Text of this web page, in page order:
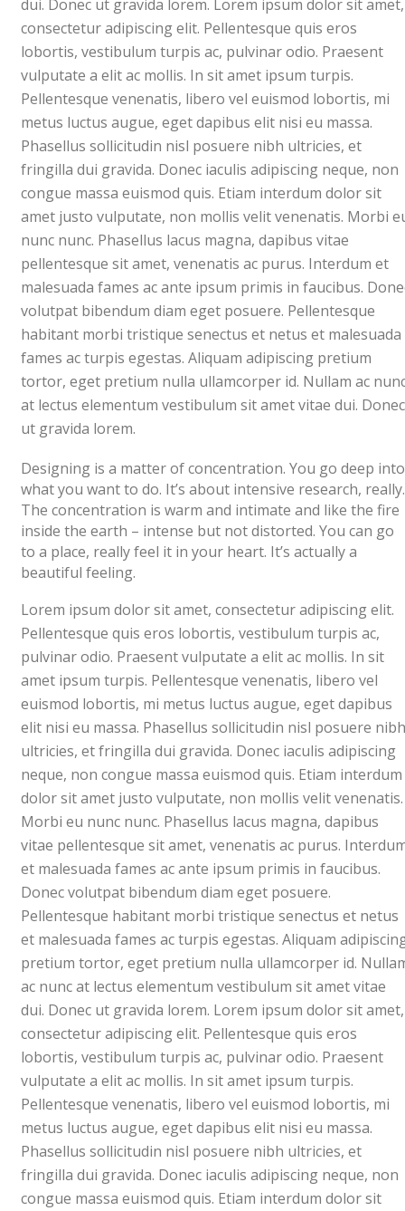
dui. Donec ut gravida lorem. Lorem ipsum dolor sit amet,
consectetur adipiscing elit. Pellentesque quis eros
lobortis, vestibulum turpis ac, pulvinar odio. Praesent
vulputate a elit ac mollis. In sit amet ipsum turpis.
Pellentesque venenatis, libero vel euismod lobortis, mi
metus luctus augue, eget dapibus elit nisi eu massa.
Phasellus sollicitudin nisl posuere nibh ultricies, et
fringilla dui gravida. Donec iaculis adipiscing neque, non
congue massa euismod quis. Etiam interdum dolor sit
amet justo vulputate, non mollis velit venenatis. Morbi
nunc nunc. Phasellus lacus magna, dapibus vitae
pellentesque sit amet, venenatis ac purus. Interdum et
malesuada fames ac ante ipsum primis in faucibus.
volutpat bibendum diam eget posuere. Pellentesque
habitant morbi tristique senectus et netus et malesuada
fames ac turpis egestas. Aliquam adipiscing pretium
tortor, eget pretium nulla ullamcorper id. Nullam ac
at lectus elementum vestibulum sit amet vitae dui. Donec
ut gravida lorem.
Designing is a matter of concentration. You go deep into
what you want to do. It’s about intensive research, really.
The concentration is warm and intimate and like the fire
inside the earth – intense but not distorted. You can go
to a place, really feel it in your heart. It’s actually a
beautiful feeling.
Lorem ipsum dolor sit amet, consectetur adipiscing elit.
Pellentesque quis eros lobortis, vestibulum turpis ac,
pulvinar odio. Praesent vulputate a elit ac mollis. In sit
amet ipsum turpis. Pellentesque venenatis, libero vel
euismod lobortis, mi metus luctus augue, eget dapibus
elit nisi eu massa. Phasellus sollicitudin nisl posuere nibh
ultricies, et fringilla dui gravida. Donec iaculis adipiscing
neque, non congue massa euismod quis. Etiam interdum
dolor sit amet justo vulputate, non mollis velit venenatis.
Morbi eu nunc nunc. Phasellus lacus magna, dapibus
vitae pellentesque sit amet, venenatis ac purus.
et malesuada fames ac ante ipsum primis in faucibus.
Donec volutpat bibendum diam eget posuere.
Pellentesque habitant morbi tristique senectus et netus
et malesuada fames ac turpis egestas. Aliquam
pretium tortor, eget pretium nulla ullamcorper id.
ac nunc at lectus elementum vestibulum sit amet vitae
dui. Donec ut gravida lorem. Lorem ipsum dolor sit amet,
consectetur adipiscing elit. Pellentesque quis eros
lobortis, vestibulum turpis ac, pulvinar odio. Praesent
vulputate a elit ac mollis. In sit amet ipsum turpis.
Pellentesque venenatis, libero vel euismod lobortis, mi
metus luctus augue, eget dapibus elit nisi eu massa.
Phasellus sollicitudin nisl posuere nibh ultricies, et
fringilla dui gravida. Donec iaculis adipiscing neque, non
congue massa euismod quis. Etiam interdum dolor sit